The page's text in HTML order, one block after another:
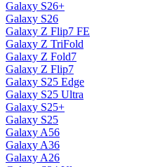
Galaxy S26+
Galaxy S26
Galaxy Z Flip7 FE
Galaxy Z TriFold
Galaxy Z Fold7
Galaxy Z Flip7
Galaxy S25 Edge
Galaxy S25 Ultra
Galaxy S25+
Galaxy S25
Galaxy A56
Galaxy A36
Galaxy A26